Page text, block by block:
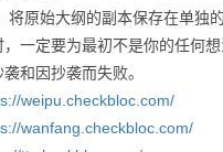
原始大纲的副本保存在单独
定要为最初不是你的任何想
和因抄袭而失败。
weipu.checkbloc.com/
wanfang.checkbloc.com/